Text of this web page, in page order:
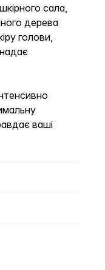
сала,
дерева
голови,
ваші